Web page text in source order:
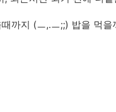
까지 (ㅡ,.ㅡ;;) 밥을 먹을